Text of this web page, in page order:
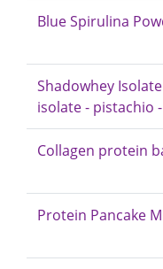
Blue Spirulina
Shadowhey
isolate - pistachio
Collagen protein
Protein Pancake